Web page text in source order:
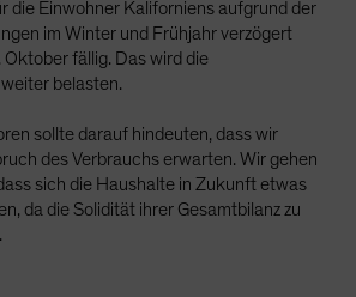
die Einwohner Kaliforniens aufgrund der
im Winter und Frühjahr verzögert
Oktober fällig. Das wird die
belasten.
sollte darauf hindeuten, dass wir
des Verbrauchs erwarten. Wir gehen
sich die Haushalte in Zukunft etwas
da die Solidität ihrer Gesamtbilanz zu